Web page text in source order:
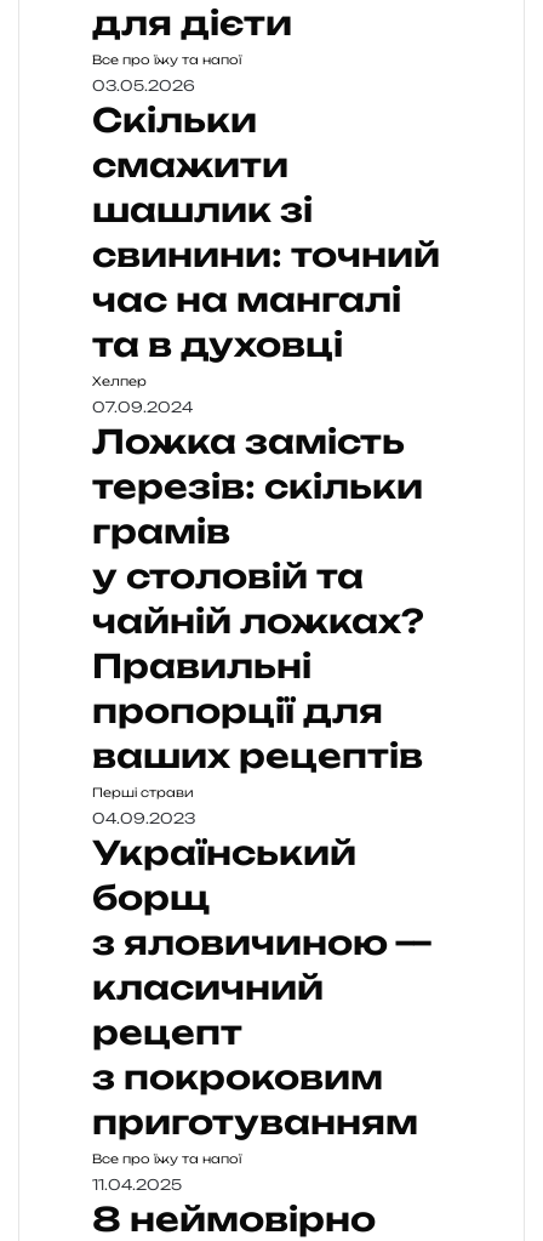
для дієти
Все про їжу та напої
03.05.2026
Скільки
смажити
шашлик зі
свинини: точний
час на мангалі
та в духовці
Хелпер
07.09.2024
Ложка замість
терезів: скільки
грамів
у столовій та
чайній ложках?
Правильні
пропорції для
ваших рецептів
Перші страви
04.09.2023
Український
борщ
з яловичиною —
класичний
рецепт
з покроковим
приготуванням
Все про їжу та напої
11.04.2025
8 неймовірно